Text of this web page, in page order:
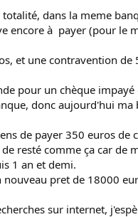
dans la meme
encore à payer (pour le
et une contravention de
pour un chèque
donc aujourd'hui
de payer 350 euros
resté comme ça car de
1 an et demi.
pret de 18000
sur internet,